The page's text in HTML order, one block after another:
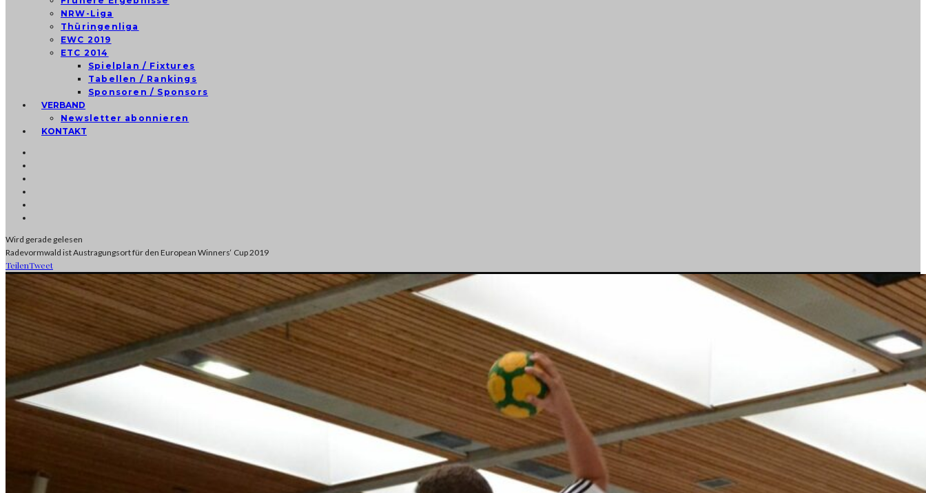
NRW-Liga
Thüringenliga
EWC 2019
ETC 2014
Spielplan / Fixtures
Tabellen / Rankings
Sponsoren / Sponsors
VERBAND
Newsletter abonnieren
KONTAKT
Wird gerade gelesen
Radevormwald ist Austragungsort für den European Winners‘ Cup 2019
TeilenTweet